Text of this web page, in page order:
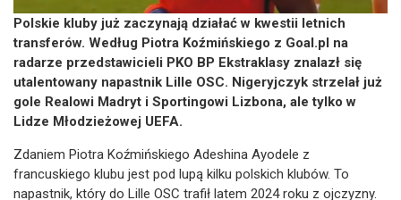
Polskie kluby już zaczynają działać w kwestii letnich
transferów. Według Piotra Koźmińskiego z Goal.pl na
radarze przedstawicieli PKO BP Ekstraklasy znalazł się
utalentowany napastnik Lille OSC. Nigeryjczyk strzelał już
gole Realowi Madryt i Sportingowi Lizbona, ale tylko w
Lidze Młodzieżowej UEFA.
Zdaniem Piotra Koźmińskiego Adeshina Ayodele z
francuskiego klubu jest pod lupą kilku polskich klubów. To
napastnik, który do Lille OSC trafił latem 2024 roku z ojczyzny.